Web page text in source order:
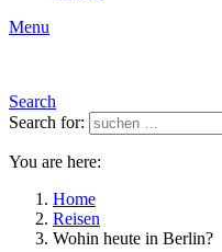
Menu
Search
Search for:
You are here:
Home
Reisen
Wohin heute in Berlin?